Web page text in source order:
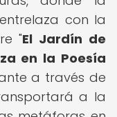
con la
"El Jardín de
en la Poesía
a través de
a la